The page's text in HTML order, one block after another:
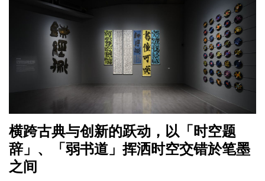
横跨古典与创新的跃动，以「时空题
辞」、「弱书道」挥洒时空交错於笔墨
之间